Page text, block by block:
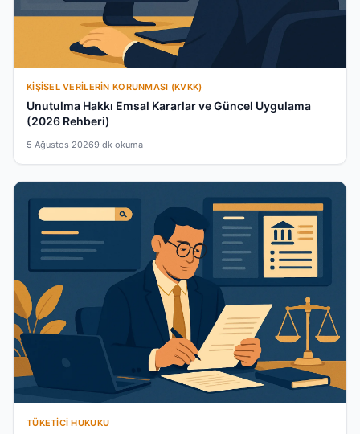
KIŞISEL VERILERIN KORUNMASI (KVKK)
Unutulma Hakkı Emsal Kararlar ve Güncel Uygulama
(2026 Rehberi)
5 Ağustos 20269 dk okuma
TÜKETICI HUKUKU